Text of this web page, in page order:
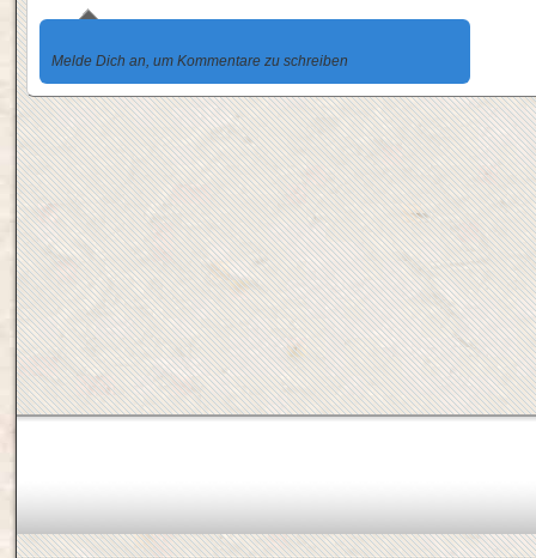
Melde Dich an, um Kommentare zu schreiben